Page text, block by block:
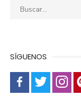
Buscar:
SÍGUENOS